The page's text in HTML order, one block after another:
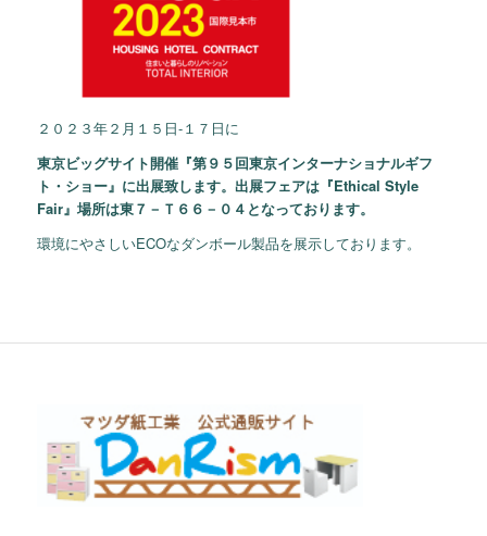
２０２３年２月１５日-１７日に
東京ビッグサイト開催『第９５回東京インターナショナルギフ
ト・ショー』に出展致します。出展フェアは『Ethical Style
Fair』場所は東７－Ｔ６６－０４となっております。
環境にやさしいECOなダンボール製品を展示しております。